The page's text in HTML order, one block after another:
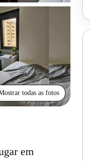
todas as fotos
em